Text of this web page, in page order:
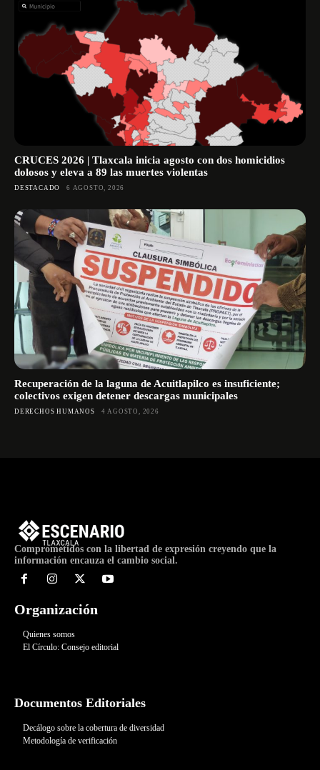
CRUCES 2026 | Tlaxcala inicia agosto con dos homicidios
dolosos y eleva a 89 las muertes violentas
DESTACADO 6 AGOSTO, 2026
Recuperación de la laguna de Acuitlapilco es insuficiente;
colectivos exigen detener descargas municipales
DERECHOS HUMANOS 4 AGOSTO, 2026
Comprometidos con la libertad de expresión creyendo que la
información encauza el cambio social.
Organización
Quienes somos
El Círculo: Consejo editorial
Documentos Editoriales
Decálogo sobre la cobertura de diversidad
Metodología de verificación